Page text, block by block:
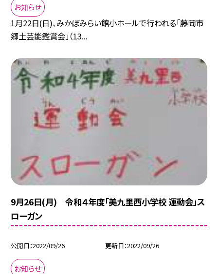
お知らせ
1月22日(日)、みかぼみらい館小ホールで行われる「藤岡市
郷土芸能鑑賞会」（13...
9月26日(月) 令和４年度「美九里西小学校 運動会」ス
ローガン
公開日 2022/09/26 更新日 2022/09/26
お知らせ